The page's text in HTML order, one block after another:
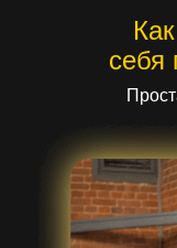
себя